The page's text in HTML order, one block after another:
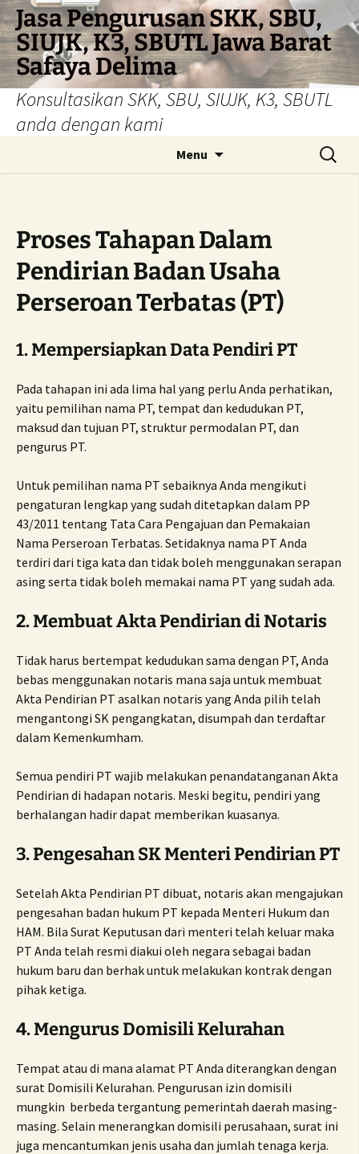
Skip
to
content
Jasa Pengurusan SKK, SBU,
SIUJK, K3, SBUTL Jawa Barat
Safaya Delima
Konsultasikan SKK, SBU, SIUJK, K3, SBUTL
anda dengan kami
Menu
Search
for:
Proses Tahapan Dalam
Pendirian Badan Usaha
Perseroan Terbatas (PT)
1. Mempersiapkan Data Pendiri PT
Pada tahapan ini ada lima hal yang perlu Anda perhatikan,
yaitu pemilihan nama PT, tempat dan kedudukan PT,
maksud dan tujuan PT, struktur permodalan PT, dan
pengurus PT.
Untuk pemilihan nama PT sebaiknya Anda mengikuti
pengaturan lengkap yang sudah ditetapkan dalam PP
43/2011 tentang Tata Cara Pengajuan dan Pemakaian
Nama Perseroan Terbatas. Setidaknya nama PT Anda
terdiri dari tiga kata dan tidak boleh menggunakan serapan
asing serta tidak boleh memakai nama PT yang sudah ada.
2. Membuat Akta Pendirian di Notaris
Tidak harus bertempat kedudukan sama dengan PT, Anda
bebas menggunakan notaris mana saja untuk membuat
Akta Pendirian PT asalkan notaris yang Anda pilih telah
mengantongi SK pengangkatan, disumpah dan terdaftar
dalam Kemenkumham.
Semua pendiri PT wajib melakukan penandatanganan Akta
Pendirian di hadapan notaris. Meski begitu, pendiri yang
berhalangan hadir dapat memberikan kuasanya.
3. Pengesahan SK Menteri Pendirian PT
Setelah Akta Pendirian PT dibuat, notaris akan mengajukan
pengesahan badan hukum PT kepada Menteri Hukum dan
HAM. Bila Surat Keputusan dari menteri telah keluar maka
PT Anda telah resmi diakui oleh negara sebagai badan
hukum baru dan berhak untuk melakukan kontrak dengan
pihak ketiga.
4. Mengurus Domisili Kelurahan
Tempat atau di mana alamat PT Anda diterangkan dengan
surat Domisili Kelurahan. Pengurusan izin domisili
mungkin berbeda tergantung pemerintah daerah masing-
masing. Selain menerangkan domisili perusahaan, surat ini
juga mencantumkan jenis usaha dan jumlah tenaga kerja.